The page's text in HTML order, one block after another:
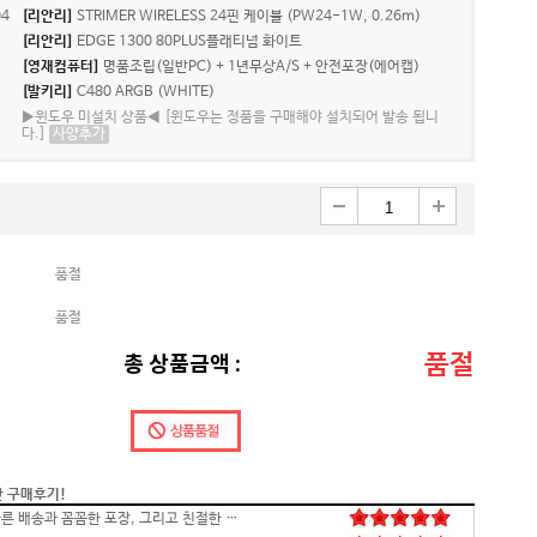
[리안리]
STRIMER WIRELESS 24핀 케이블 (PW24-1W, 0.26m)
[리안리]
EDGE 1300 80PLUS플래티넘 화이트
[영재컴퓨터]
명품조립(일반PC) + 1년무상A/S + 안전포장(에어캡)
[발키리]
C480 ARGB (WHITE)
▶윈도우 미설치 상품◀ [윈도우는 정품을 구매해야 설치되어 발송 됩니
다.]
사양추가
품절
품절
총 상품금액 : 품절
구매후기!
안전하고 빠른 배송과 꼼꼼한 포장, 그리고 친절한 고객응대까지 모두 만족스럽습니다. 고장없이 잘 쓸 수 있기를 바래봅니다.조만간 업무용으로 재구매 하도록 하겠습니다. 감사합니다.